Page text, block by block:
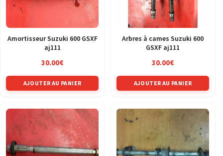
Amortisseur Suzuki 600 GSXF
aj111
30.00€
AJOUTER AU PANIER
Arbres à cames Suzuki 600
GSXF aj111
30.00€
AJOUTER AU PANIER